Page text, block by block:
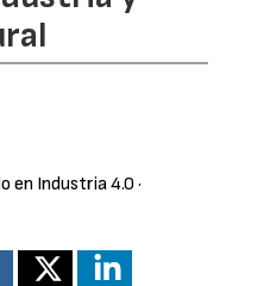
en Industria 4.0 ·